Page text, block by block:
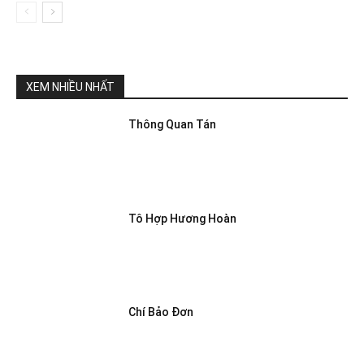
XEM NHIỀU NHẤT
Thông Quan Tán
Tô Hợp Hương Hoàn
Chí Bảo Đơn